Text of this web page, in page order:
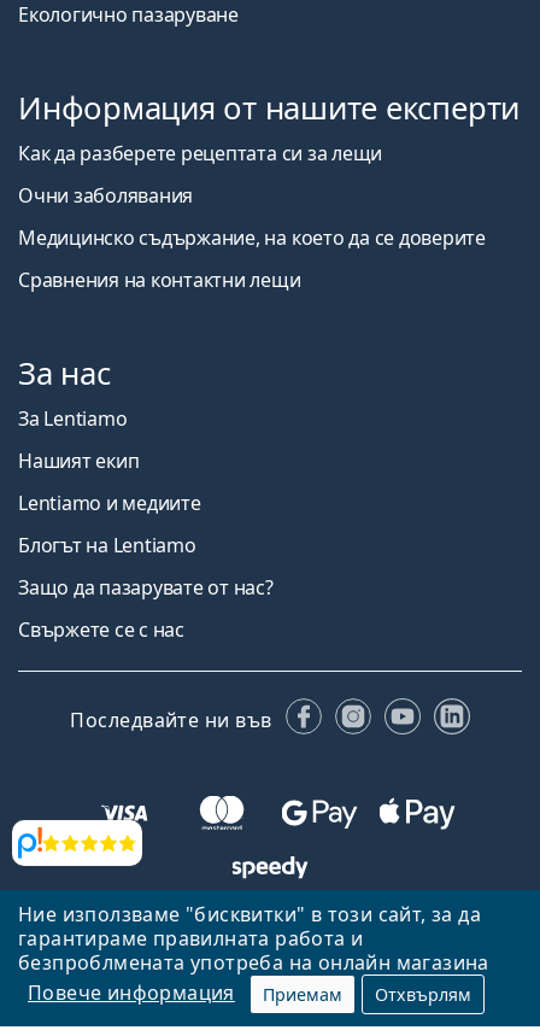
Ние използваме "бисквитки" в този сайт, за да
гарантираме правилната работа и
безпроблмената употреба на онлайн магазина
Повече информация
Приемам Отхвърлям
Прегледи
Екологично пазаруване
Информация от нашите експерти
Как да разберете рецептата си за лещи
Очни заболявания
Медицинско съдържание, на което да се доверите
Сравнения на контактни лещи
За нас
За Lentiamo
Нашият екип
Lentiamo и медиите
Блогът на Lentiamo
Защо да пазарувате от нас?
Свържете се с нас
Последвайте ни във FacebookInstagram
YouTube
Назад към началната страница
Нагоре
Lentiamo.bg е собственост и се управлява от Lentiamo s.r.o.,
Република Чехия
Тук сме за вас в продължение на 18 години.